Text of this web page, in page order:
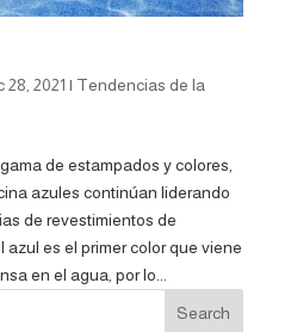
28, 2021 | Tendencias de la
de estampados y colores,
azules continúan liderando
de revestimientos de
azul es el primer color que viene
en el agua, por lo...